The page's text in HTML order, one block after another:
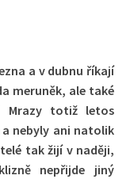
a v dubnu říkají
meruněk, ale také
Mrazy totiž letos
nebyly ani natolik
tak žijí v naději,
nepřijde jiný